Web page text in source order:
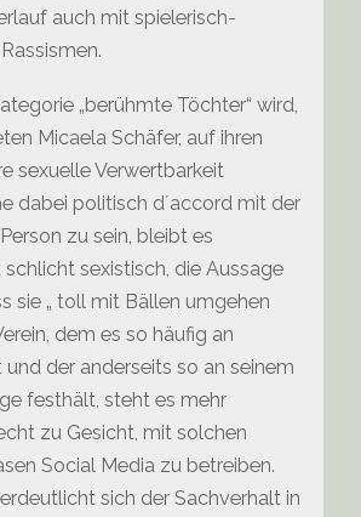
auch mit spielerisch-
„berühmte Töchter“ wird,
Micaela Schäfer, auf ihren
sexuelle Verwertbarkeit
dabei politisch d´accord mit der
zu sein, bleibt es
sexistisch, die Aussage
sie „ toll mit Bällen umgehen
dem es so häufig an
der anderseits so an seinem
festhält, steht es mehr
zu Gesicht, mit solchen
Social Media zu betreiben.
sich der Sachverhalt in